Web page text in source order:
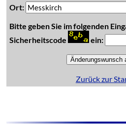
Ort:
Bitte geben Sie im folgenden
Sicherheitscode
ein:
Zurück zur